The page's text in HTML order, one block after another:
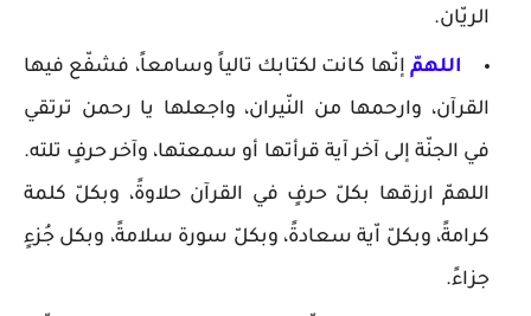
الريّان.
اللهمّ إنّها كانت لكتابك تالياً وسامعاً، فشفّع فيها
القرآن، وارحمها من النّيران، واجعلها يا رحمن ترتقي
في الجنّة إلى آخر آية قرأتها أو سمعتها، وآخر حرفٍ تلته.
اللهمّ ارزقها بكلّ حرفٍ في القرآن حلاوةً، وبكلّ كلمة
كرامةً، وبكلّ اّية سعادةً، وبكلّ سورة سلامةً، وبكل جُزءٍ
جزاءً.